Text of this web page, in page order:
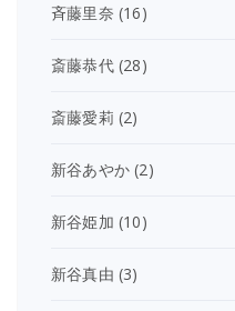
斉藤里奈 (16)
斎藤恭代(28)
斎藤愛莉 (2)
新谷あやか (2)
新谷姫加 (10)
新谷真由 (3)